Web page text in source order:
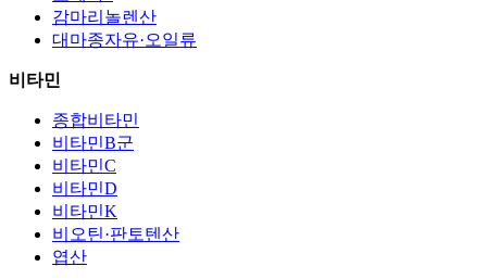
감마리놀렌산
대마종자유·오일류
비타민
종합비타민
비타민B군
비타민C
비타민D
비타민K
비오틴·판토텐산
엽산